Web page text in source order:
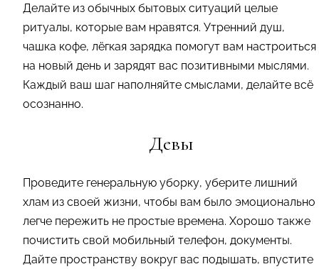
Делайте из обычных бытовых ситуаций целые
ритуалы, которые вам нравятся. Утренний душ,
чашка кофе, лёгкая зарядка помогут вам настроиться
на новый день и зарядят вас позитивными мыслями.
Каждый ваш шаг наполняйте смыслами, делайте всё
осознанно.
Девы
Проведите генеральную уборку, уберите лишний
хлам из своей жизни, чтобы вам было эмоционально
легче пережить не простые времена. Хорошо также
почистить свой мобильный телефон, документы.
Дайте пространству вокруг вас подышать, впустите